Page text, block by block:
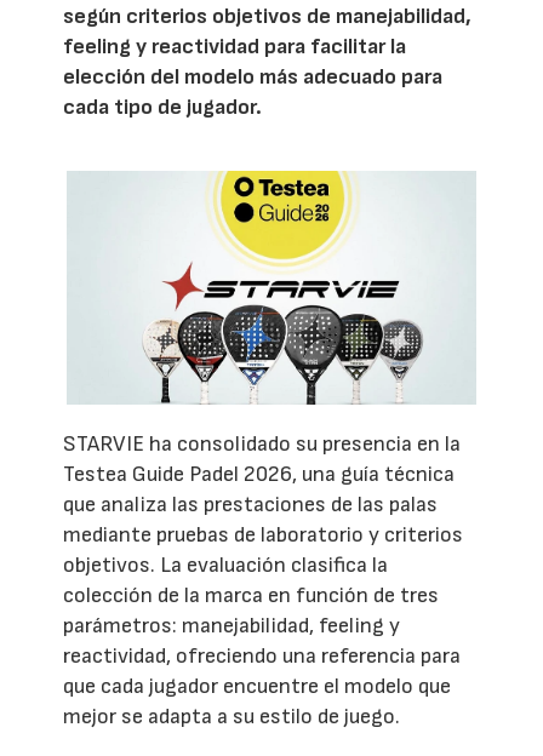
según criterios objetivos de manejabilidad,
feeling y reactividad para facilitar la
elección del modelo más adecuado para
cada tipo de jugador.
STARVIE ha consolidado su presencia en la
Testea Guide Padel 2026, una guía técnica
que analiza las prestaciones de las palas
mediante pruebas de laboratorio y criterios
objetivos. La evaluación clasifica la
colección de la marca en función de tres
parámetros: manejabilidad, feeling y
reactividad, ofreciendo una referencia para
que cada jugador encuentre el modelo que
mejor se adapta a su estilo de juego.